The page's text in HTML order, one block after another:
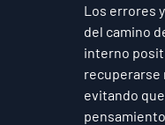
Los errores
del camino
interno
recuperarse
evitando